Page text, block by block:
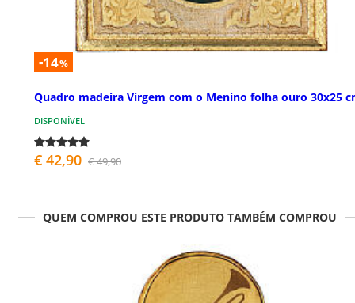
-14%
Quadro madeira Virgem com o Menino folha ouro 30x25
DISPONÍVEL
€ 42,90 € 49,90
QUEM COMPROU ESTE PRODUTO TAMBÉM COMPROU